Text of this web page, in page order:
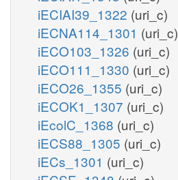
iECIAI39_1322 (uri_c)
iECNA114_1301 (uri_c)
iECO103_1326 (uri_c)
iECO111_1330 (uri_c)
iECO26_1355 (uri_c)
iECOK1_1307 (uri_c)
iEcolC_1368 (uri_c)
iECS88_1305 (uri_c)
iECs_1301 (uri_c)